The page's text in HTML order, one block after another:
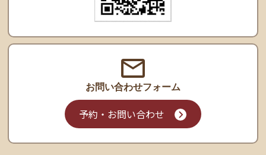
お問い合わせフォーム
予約・お問い合わせ